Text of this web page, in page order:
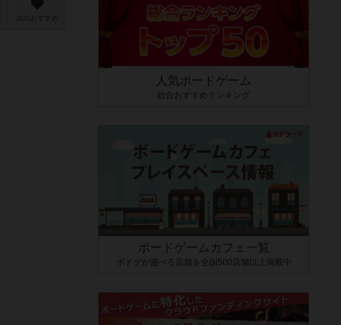
次のおすすめ
人気ボードゲーム
総合おすすめランキング
ボードゲームカフェ一覧
ボドゲが遊べる店舗を全国500店舗以上掲載中